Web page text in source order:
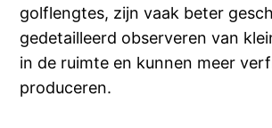
golflengtes, zijn vaak beter
gedetailleerd observeren van
in de ruimte en kunnen meer
produceren.